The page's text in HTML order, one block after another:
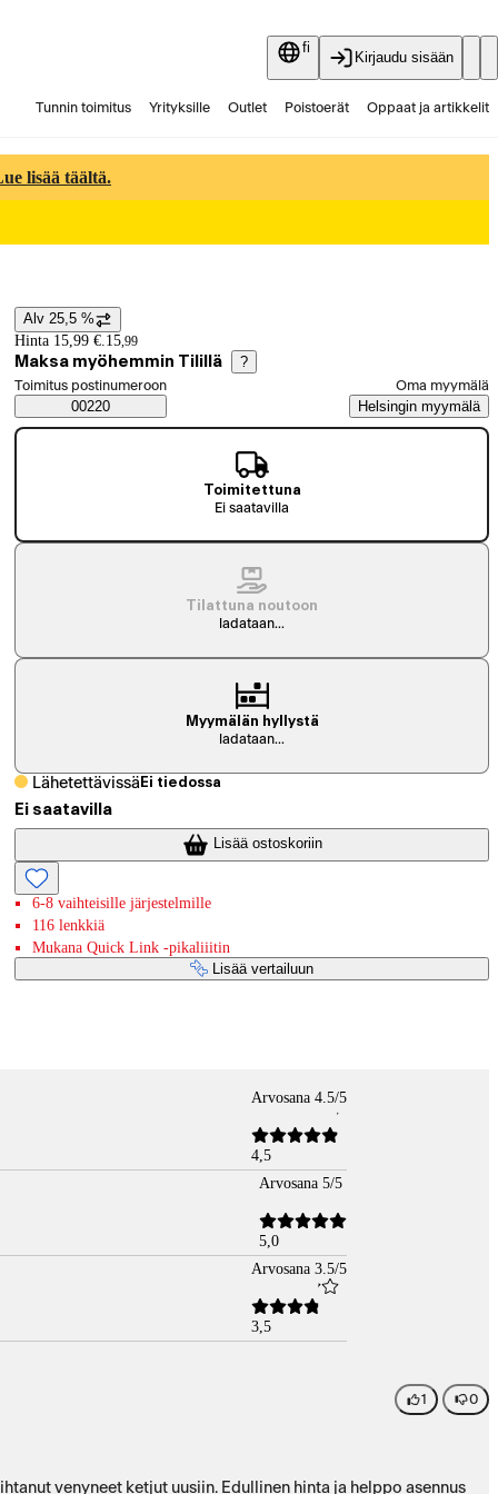
fi
Kirjaudu sisään
Tunnin toimitus Yrityksille Outlet Poistoerät Oppaat ja artikkelit
lisää täältä.
Hintatiedot
Alv 25,5 %
Hinta 15,99 €. 15,99
Maksa myöhemmin Tilillä ?
Saatavuustiedot
Valitse tilaustapa
Toimitus postinumeroon
00220
Oma myymälä
Helsingin myymälä
Toimitettuna
Ei saatavilla
Tilattuna noutoon
ladataan...
Myymälän hyllystä
ladataan...
Lähetettävissä Ei tiedossa
Ei saatavilla
Lisää ostoskoriin
6-8 vaihteisille järjestelmille
116 lenkkiä
Mukana Quick Link -pikaliiitin
Lisää vertailuun
Arvosana 4.5/5
4,5
Arvosana 5/5
5,0
Arvosana 3.5/5
3,5
1 0
venyneet ketjut uusiin. Edullinen hinta ja helppo asennus